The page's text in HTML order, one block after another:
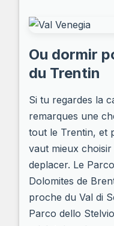
Ou dormir
du Trentin
Si tu regardes la
remarques une
tout le Trentin, et
vaut mieux
deplacer. Le
Dolomites de
proche du Val di
Parco dello